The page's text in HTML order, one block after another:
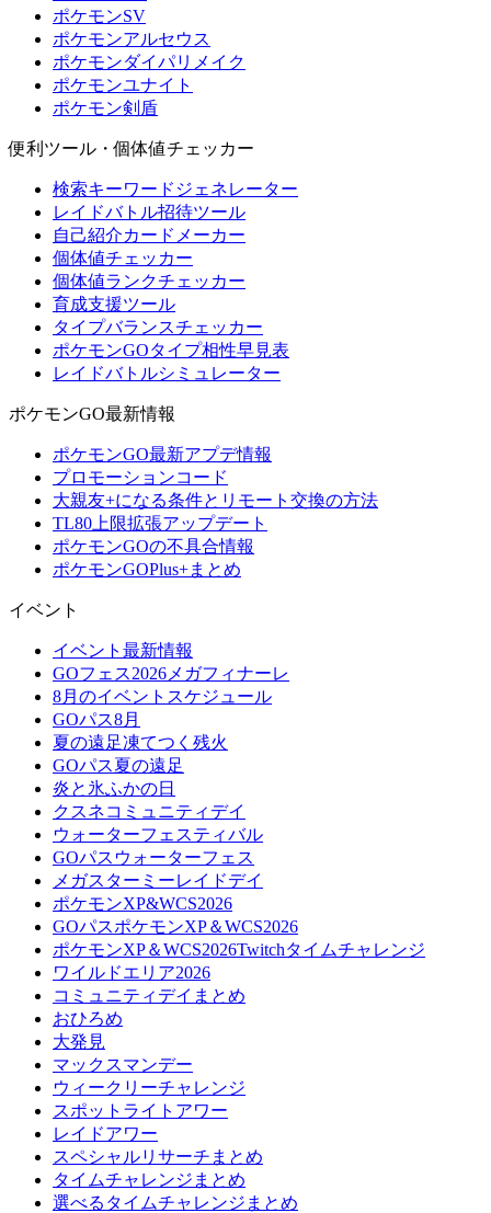
ポケモンSV
ポケモンアルセウス
ポケモンダイパリメイク
ポケモンユナイト
ポケモン剣盾
便利ツール・個体値チェッカー
検索キーワードジェネレーター
レイドバトル招待ツール
自己紹介カードメーカー
個体値チェッカー
個体値ランクチェッカー
育成支援ツール
タイプバランスチェッカー
ポケモンGOタイプ相性早見表
レイドバトルシミュレーター
ポケモンGO最新情報
ポケモンGO最新アプデ情報
プロモーションコード
大親友+になる条件とリモート交換の方法
TL80上限拡張アップデート
ポケモンGOの不具合情報
ポケモンGOPlus+まとめ
イベント
イベント最新情報
GOフェス2026メガフィナーレ
8月のイベントスケジュール
GOパス8月
夏の遠足凍てつく残火
GOパス夏の遠足
炎と氷ふかの日
クスネコミュニティデイ
ウォーターフェスティバル
GOパスウォーターフェス
メガスターミーレイドデイ
ポケモンXP&WCS2026
GOパスポケモンXP＆WCS2026
ポケモンXP＆WCS2026Twitchタイムチャレンジ
ワイルドエリア2026
コミュニティデイまとめ
おひろめ
大発見
マックスマンデー
ウィークリーチャレンジ
スポットライトアワー
レイドアワー
スペシャルリサーチまとめ
タイムチャレンジまとめ
選べるタイムチャレンジまとめ